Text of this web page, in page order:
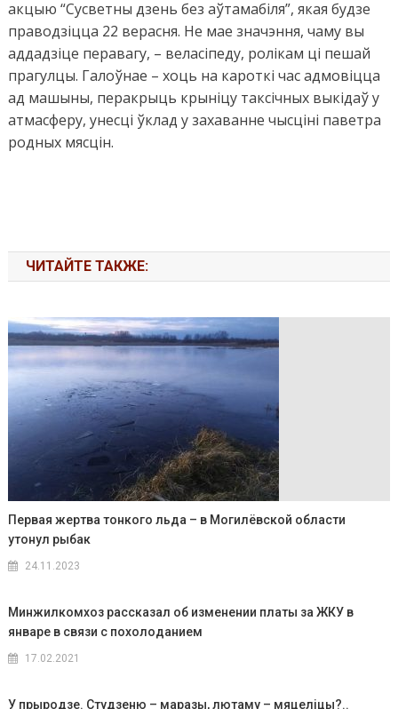
акцыю “Сусветны дзень без аўтамабіля”, якая будзе
праводзіцца 22 верасня. Не мае значэння, чаму вы
аддадзіце перавагу, – веласіпеду, ролікам ці пешай
прагулцы. Галоўнае – хоць на кароткі час адмовіцца
ад машыны, перакрыць крыніцу таксічных выкідаў у
атмасферу, унесці ўклад у захаванне чысціні паветра
родных мясцін.
ЧИТАЙТЕ ТАКЖЕ:
Первая жертва тонкого льда – в Могилёвской области
утонул рыбак
24.11.2023
Минжилкомхоз рассказал об изменении платы за ЖКУ в
январе в связи с похолоданием
17.02.2021
У прыродзе. Студзеню – маразы, лютаму – мяцеліцы?..